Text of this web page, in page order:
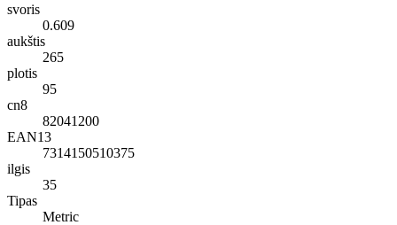
svoris
0.609
aukštis
265
plotis
95
cn8
82041200
EAN13
7314150510375
ilgis
35
Tipas
Metric